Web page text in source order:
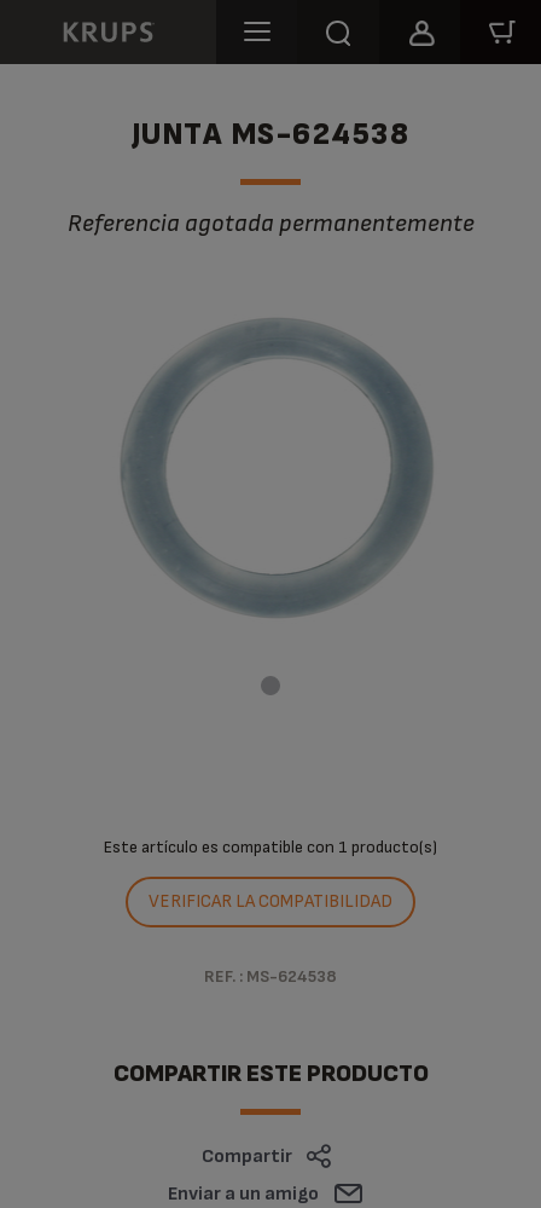
JUNTA MS-624538
Referencia agotada permanentemente
Este artículo es compatible con 1 producto(s)
VERIFICAR LA COMPATIBILIDAD
REF. : MS-624538
COMPARTIR ESTE PRODUCTO
Compartir
Enviar a un amigo